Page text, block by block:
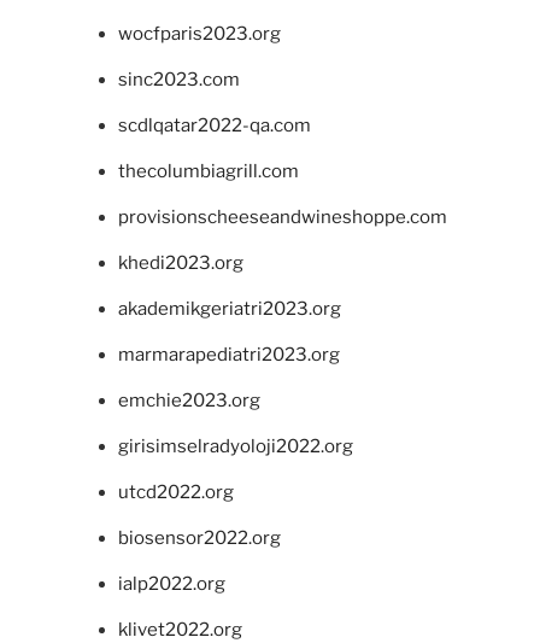
wocfparis2023.org
sinc2023.com
scdlqatar2022-qa.com
thecolumbiagrill.com
provisionscheeseandwineshoppe.com
khedi2023.org
akademikgeriatri2023.org
marmarapediatri2023.org
emchie2023.org
girisimselradyoloji2022.org
utcd2022.org
biosensor2022.org
ialp2022.org
klivet2022.org